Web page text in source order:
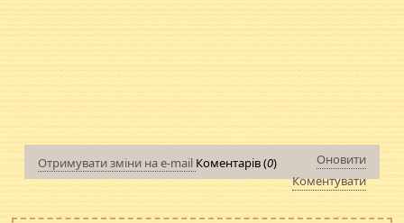
Отримувати зміни на e-mail Коментарів (0)
Оновити
Коментувати